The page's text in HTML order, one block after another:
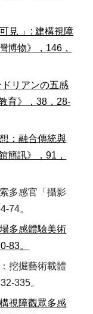
見 」: 建構視障
博物》，146，
リアンの五感
育》，38，28-
：融合傳統與
簡訊》，91，
多感官「攝影
74。
多感體驗美術
83。
挖掘藝術載體
335。
視障觀眾多感